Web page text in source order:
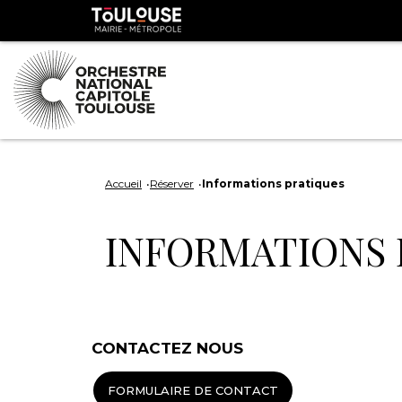
Panneau de gestion des cookies
Toulouse
métropole
Accueil Réserver Informations pratiques
INFORMATIONS
CONTACTEZ NOUS
FORMULAIRE DE CONTACT